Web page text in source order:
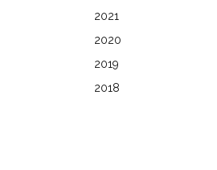
2021
2020
2019
2018